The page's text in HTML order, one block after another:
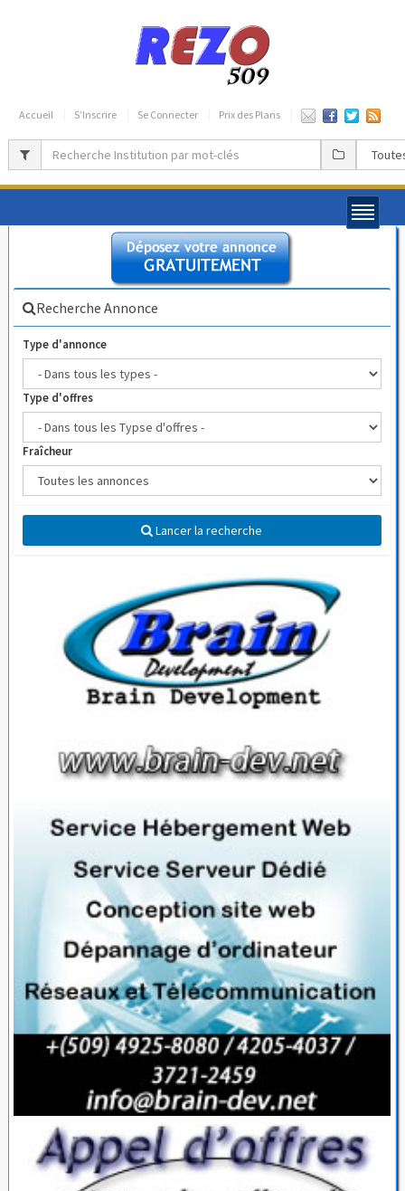
Accueil S’Inscrire Se Connecter Prix des Plans
Recherche Annonce
Type d'annonce
Type d'offres
Fraîcheur
Lancer la recherche